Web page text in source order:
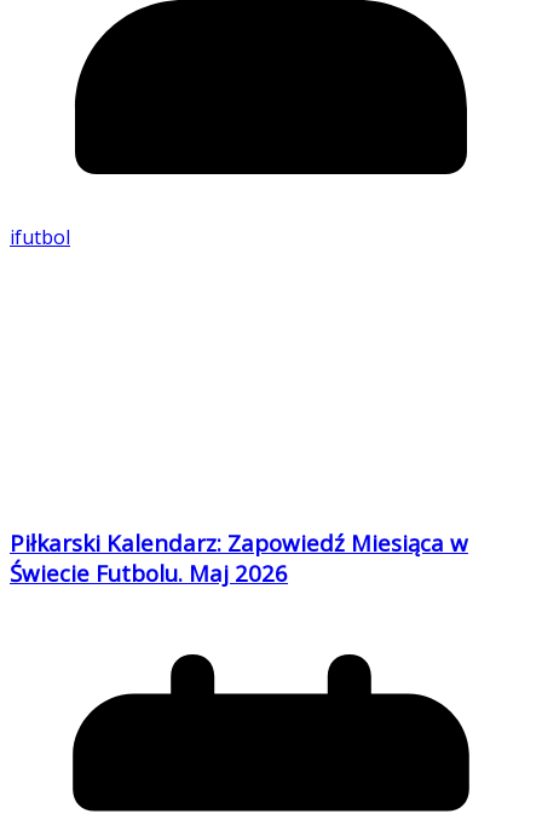
ifutbol
Piłkarski Kalendarz: Zapowiedź Miesiąca w
Świecie Futbolu. Maj 2026